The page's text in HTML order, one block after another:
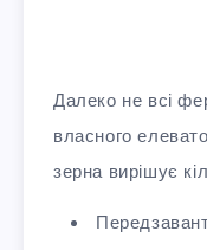
Далеко не всі
власного
зерна вирішує